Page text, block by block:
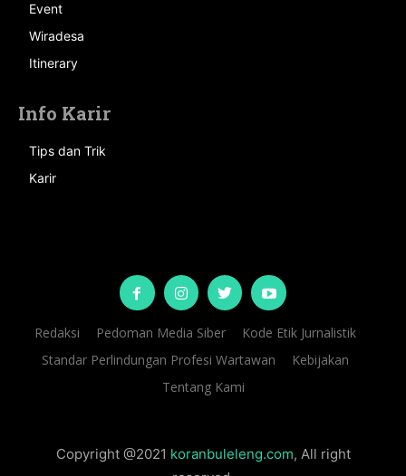
Event
Wiradesa
Itinerary
Info Karir
Tips dan Trik
Karir
Redaksi Pedoman Media Siber
Kode Etik Jurnalistik
Standar Perlindungan Profesi Wartawan
Kebijakan
Tentang Kami
Copyright @2021 koranbuleleng.com, All right